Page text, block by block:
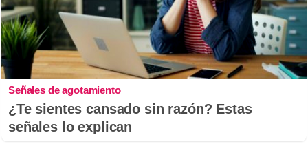
Señales de agotamiento
¿Te sientes cansado sin razón? Estas
señales lo explican